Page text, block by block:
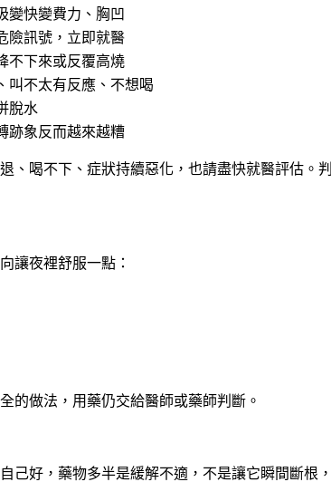
變快變費力、胸凹
險訊號，立即就醫
不下來或反覆高燒
叫不太有反應、不想喝
脫水
跡象反而越來越糟
、喝不下、症狀持續惡化，也請盡快就醫評估。
讓夜裡舒服一點：
的做法，用藥仍交給醫師或藥師判斷。
己好，藥物多半是緩解不適，不是讓它瞬間斷根